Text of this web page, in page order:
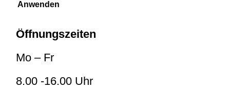
Öffnungszeiten
Mo – Fr
8.00 -16.00 Uhr